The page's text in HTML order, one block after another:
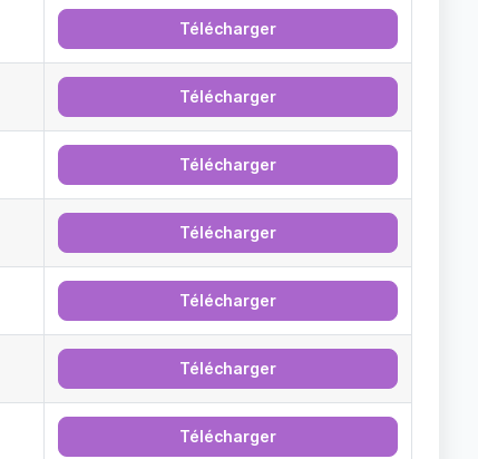
Télécharger
Télécharger
Télécharger
Télécharger
Télécharger
Télécharger
Télécharger